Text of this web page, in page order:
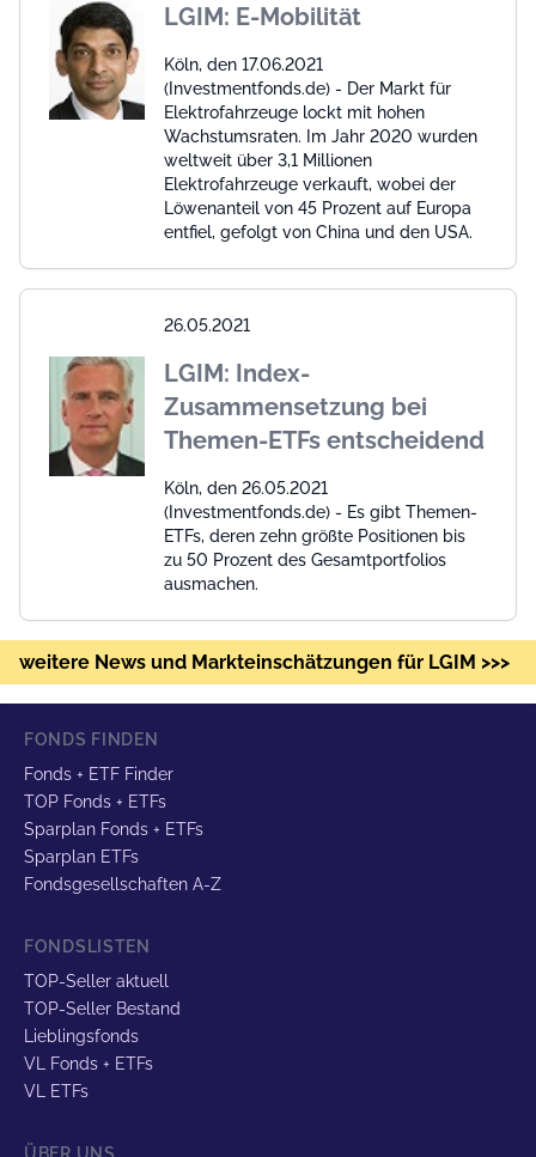
LGIM: E-Mobilität
Köln, den 17.06.2021
(Investmentfonds.de) - Der Markt für
Elektrofahrzeuge lockt mit hohen
Wachstumsraten. Im Jahr 2020 wurden
weltweit über 3,1 Millionen
Elektrofahrzeuge verkauft, wobei der
Löwenanteil von 45 Prozent auf Europa
entfiel, gefolgt von China und den USA.
26.05.2021
LGIM: Index-
Zusammensetzung bei
Themen-ETFs entscheidend
Köln, den 26.05.2021
(Investmentfonds.de) - Es gibt Themen-
ETFs, deren zehn größte Positionen bis
zu 50 Prozent des Gesamtportfolios
ausmachen.
weitere News und Markteinschätzungen für LGIM >>>
FONDS FINDEN
Fonds + ETF Finder
TOP Fonds + ETFs
Sparplan Fonds + ETFs
Sparplan ETFs
Fondsgesellschaften A-Z
FONDSLISTEN
TOP-Seller aktuell
TOP-Seller Bestand
Lieblingsfonds
VL Fonds + ETFs
VL ETFs